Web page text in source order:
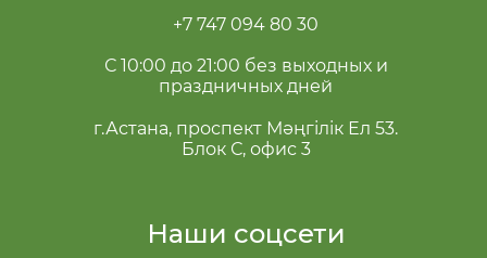
Наши соцсети
+7 747 094 80 30
С 10:00 до 21:00 без выходных и
праздничных дней
г.Астана, проспект Мәңгілік Ел 53.
Блок С, офис 3